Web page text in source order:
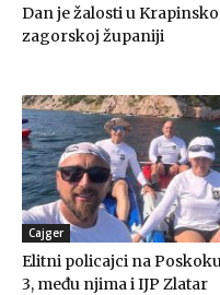
Dan je žalosti u
zagorskoj županiji
Cajger
Elitni policajci na
3, među njima i IJP Zlatar